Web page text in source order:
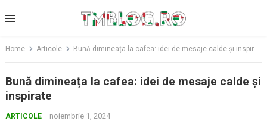
to
Home Articole Bună dimineața la cafea: idei de mesaje calde și inspirate
Bună dimineața la cafea: idei de mesaje calde și
inspirate
ARTICOLE noiembrie 1, 2024 ·